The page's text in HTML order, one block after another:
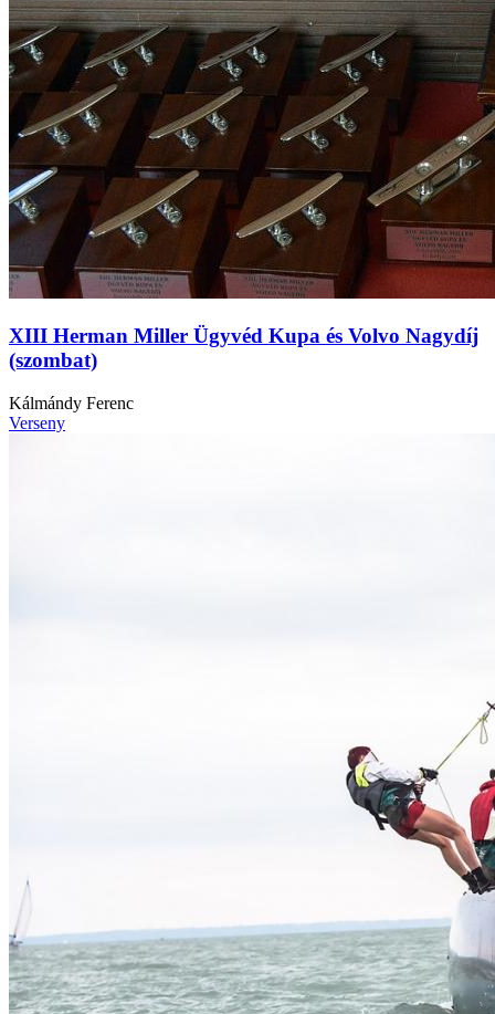
XIII Herman Miller Ügyvéd Kupa és Volvo Nagydíj
(szombat)
Kálmándy Ferenc
Verseny